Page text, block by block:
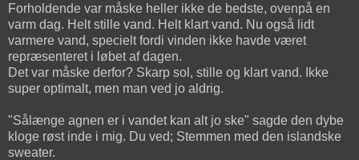
Forholdende var måske heller ikke de bedste, ovenpå en
varm dag. Helt stille vand. Helt klart vand. Nu også lidt
varmere vand, specielt fordi vinden ikke havde været
repræsenteret i løbet af dagen.
Det var måske derfor? Skarp sol, stille og klart vand. Ikke
super optimalt, men man ved jo aldrig.
"Sålænge agnen er i vandet kan alt jo ske" sagde den dybe
kloge røst inde i mig. Du ved; Stemmen med den islandske
sweater.